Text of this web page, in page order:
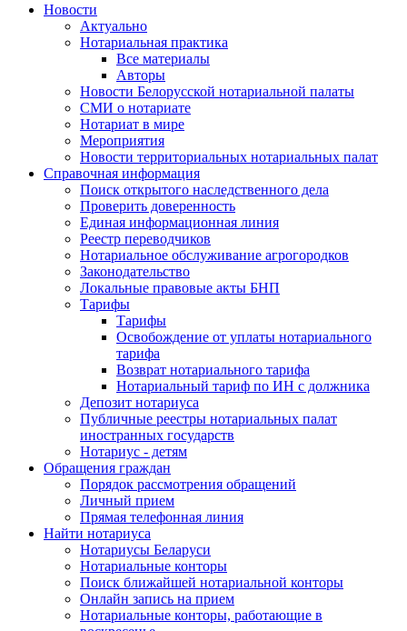
Новости
Актуально
Нотариальная практика
Все материалы
Авторы
Новости Белорусской нотариальной палаты
СМИ о нотариате
Нотариат в мире
Мероприятия
Новости территориальных нотариальных палат
Справочная информация
Поиск открытого наследственного дела
Проверить доверенность
Единая информационная линия
Реестр переводчиков
Нотариальное обслуживание агрогородков
Законодательство
Локальные правовые акты БНП
Тарифы
Тарифы
Освобождение от уплаты нотариального
тарифа
Возврат нотариального тарифа
Нотариальный тариф по ИН с должника
Депозит нотариуса
Публичные реестры нотариальных палат
иностранных государств
Нотариус - детям
Обращения граждан
Порядок рассмотрения обращений
Личный прием
Прямая телефонная линия
Найти нотариуса
Нотариусы Беларуси
Нотариальные конторы
Поиск ближайшей нотариальной конторы
Онлайн запись на прием
Нотариальные конторы, работающие в